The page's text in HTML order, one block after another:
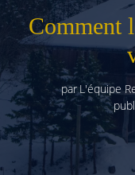
Comment
parL'équipe